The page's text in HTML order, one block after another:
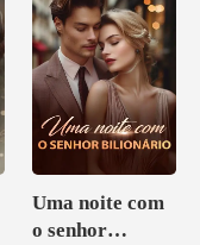
Uma noite com
o senhor